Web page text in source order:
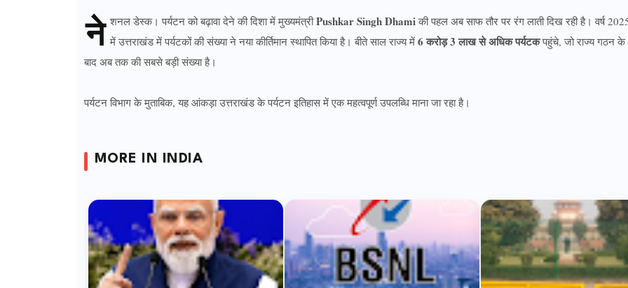
ने शनल डेस्क। पर्यटन को बढ़ावा देने की दिशा में मुख्यमंत्रीPushkar Singh Dhamiकी पहल अब साफ तौर पर रंग लाती दिख रही है। वर्ष
में उत्तराखंड में पर्यटकों की संख्या ने नया कीर्तिमान स्थापित किया है। बीते साल राज्य में 6 करोड़ 3 लाख से अधिक पर्यटकपहुंचे, जो राज्य गठन के
बाद अब तक की सबसे बड़ी संख्या है।
पर्यटन विभाग के मुताबिक, यह आंकड़ा उत्तराखंड के पर्यटन इतिहास में एक महत्वपूर्ण उपलब्धि माना जा रहा है।
MORE IN INDIA